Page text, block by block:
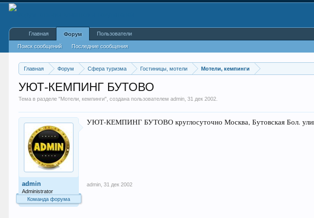
Главная Форум Сфера туризма Гостиницы, мотели Мотели, кемпинги
УЮТ-КЕМПИНГ БУТОВО
Тема в разделе "Мотели, кемпинги", создана пользователемadmin ,31 дек 2002
admin
Administrator
Команда форума
УЮТ-КЕМПИНГ БУТОВО круглосуточно Москва, Бутовская Бол.
admin 31 дек 2002
Главная Форум
Поиск сообщений Последние сообщения
Пользователи